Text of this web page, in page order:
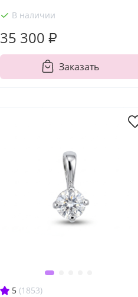
В наличии
35 300 ₽
Заказать
5 (1853)